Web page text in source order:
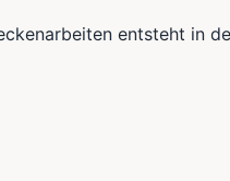
entsteht in